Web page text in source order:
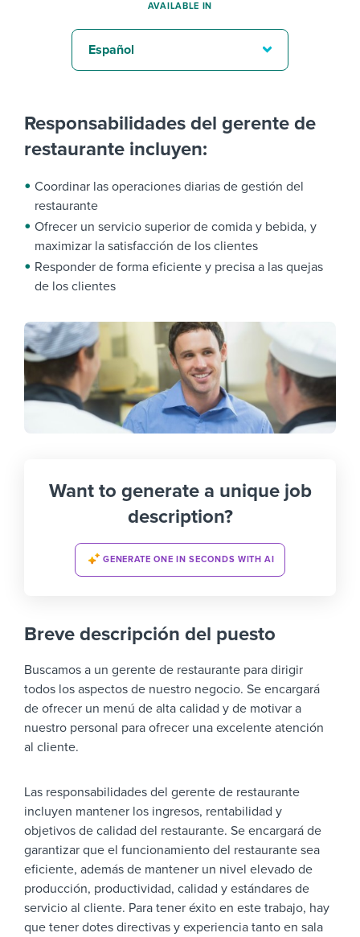
Responsabilidades del gerente de
restaurante incluyen:
Coordinar las operaciones diarias de gestión del
restaurante
Ofrecer un servicio superior de comida y bebida, y
maximizar la satisfacción de los clientes
Responder de forma eficiente y precisa a las quejas
de los clientes
Want to generate a unique job
description?
GENERATE ONE IN SECONDS WITH AI
Breve descripción del puesto
Buscamos a un gerente de restaurante para dirigir
todos los aspectos de nuestro negocio. Se encargará
de ofrecer un menú de alta calidad y de motivar a
nuestro personal para ofrecer una excelente atención
al cliente.
Las responsabilidades del gerente de restaurante
incluyen mantener los ingresos, rentabilidad y
objetivos de calidad del restaurante. Se encargará de
garantizar que el funcionamiento del restaurante sea
eficiente, además de mantener un nivel elevado de
producción, productividad, calidad y estándares de
servicio al cliente. Para tener éxito en este trabajo, hay
que tener dotes directivas y experiencia tanto en sala
AVAILABLE IN
Español